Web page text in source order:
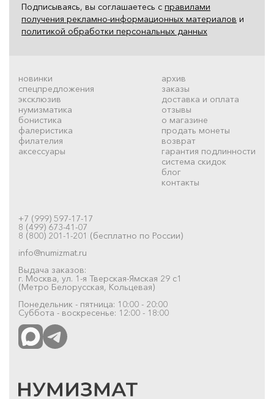
Подписываясь, вы соглашаетесь с правилами
получения рекламно-информационных материалов и
политикой обработки персональных данных
новинки
спецпредложения
эксклюзив
нумизматика
бонистика
фалеристика
филателия
аксессуары
архив
заказы
доставка и оплата
отзывы
о магазине
продать монеты
возврат
гарантия подлинности
система скидок
блог
контакты
+7 (999) 597-17-17
8 (499) 673-41-07
8 (800) 201-1-201 (бесплатно по России)
info@numizmat.ru
Выдача заказов:
г. Москва, ул. 1-я Тверская-Ямская 29 с1
(Метро Белорусская, Кольцевая)
Понедельник - пятница: 10:00 - 20:00
Суббота - воскресенье: 12:00 - 18:00